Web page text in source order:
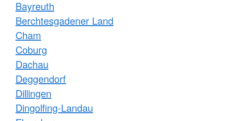
Bayreuth
Berchtesgadener Land
Cham
Coburg
Dachau
Deggendorf
Dillingen
Dingolfing-Landau